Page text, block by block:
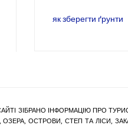
як зберегти ґрунти
ЗІБРАНО ІНФОРМАЦІЮ ПРО
ОСТРОВИ, СТЕП ТА ЛІСИ,